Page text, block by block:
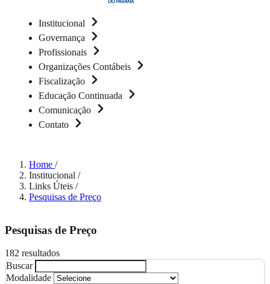
Institucional
Governança
Profissionais
Organizações Contábeis
Fiscalização
Educação Continuada
Comunicação
Contato
Home /
Institucional /
Links Úteis /
Pesquisas de Preço
Pesquisas de Preço
182 resultados
Buscar
Modalidade